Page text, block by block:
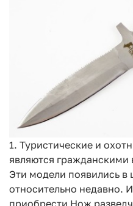
1. Туристические и
являются
Эти модели появились
относительно недавно.